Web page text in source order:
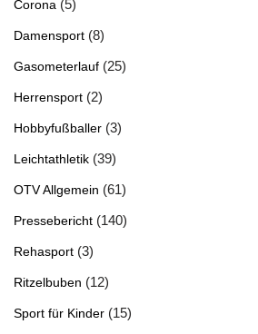
Corona (5)
Damensport (8)
Gasometerlauf (25)
Herrensport (2)
Hobbyfußballer (3)
Leichtathletik (39)
OTV Allgemein (61)
Pressebericht (140)
Rehasport (3)
Ritzelbuben (12)
Sport für Kinder (15)